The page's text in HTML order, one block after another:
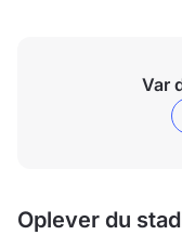
Var
Oplever du